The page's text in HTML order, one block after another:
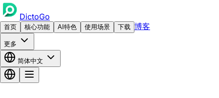
DictoGo
首页 核心功能 AI特色 使用场景 下载 博客
更多
简体中文